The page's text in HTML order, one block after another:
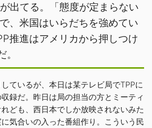
出てる。「態度が定まらない
、米国はいらだちを強めてい
推進はアメリカから押しつけ
。
ているが、本日は某テレビ局でTPPに
録だ。昨日は局の担当の方とミーティ
ども、西日本でしか放映されないみた
気合いの入った番組作り。こういう民